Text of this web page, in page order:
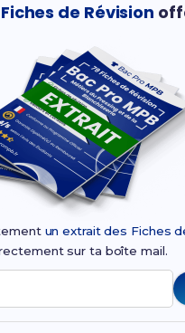
Fiches de Révision
un extrait des Fiches
sur ta boîte mail.